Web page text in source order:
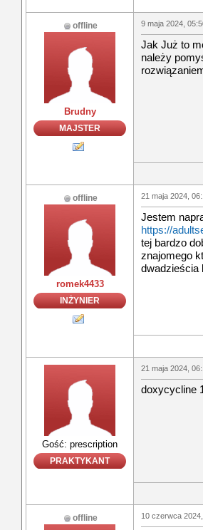
offline
Brudny
MAJSTER
9 maja 2024,
Jak Już to
należy
offline
romek4433
INŻYNIER
21 maja 2024,
Jestem
https://
tej bardzo
znajomego
dwadzieścia
Gość: prescription
PRAKTYKANT
21 maja 2024,
doxycycline
offline 10 czerwca